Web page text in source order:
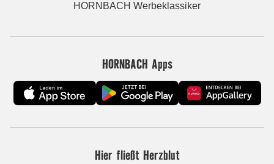
HORNBACH Werbeklassiker
HORNBACH Apps
Hier fließt Herzblut